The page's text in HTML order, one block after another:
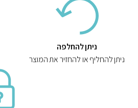
ניתן להחלפה
ניתן להחליף או להחזיר את המוצר